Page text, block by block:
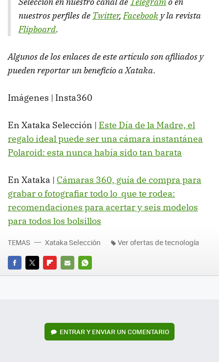
nuestros perfiles de Twitter,Facebook y la revista
Flipboard.
Algunos de los enlaces de este artículo son afiliados y
pueden reportar un beneficio a Xataka.
Imágenes | Insta360
En Xataka Selección | Este Día de la Madre, el
regalo ideal puede ser una cámara instantánea
Polaroid: esta nunca había sido tan barata
En Xataka | Cámaras 360, guía de compra para
grabar o fotografiar todo lo que te rodea:
recomendaciones para acertar y seis modelos
para todos los bolsillos
FACEBOOK
TWITTERFLIPBOARD
E-
WHATSAPP
TEMAS Xataka Selección Ver ofertas de tecnología
ENTRAR Y ENVIAR UN COMENTARIO